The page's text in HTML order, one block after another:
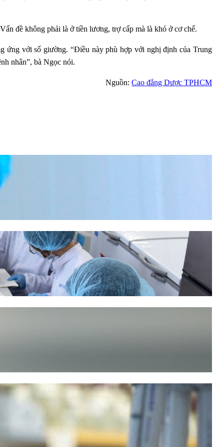
đề không phải là ở tiền lương, trợ cấp mà là khó ở cơ chế.
ứng với số giường. “Điều này phù hợp với nghị định của Trung
nhân”, bà Ngọc nói.
Nguồn: Cao đẳng Dược TPHCM